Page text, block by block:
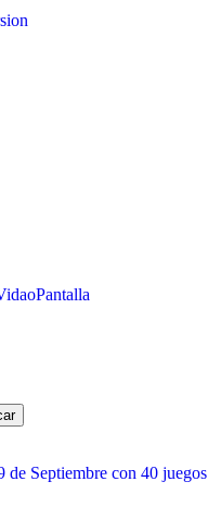
Septiembre con 40 juegos